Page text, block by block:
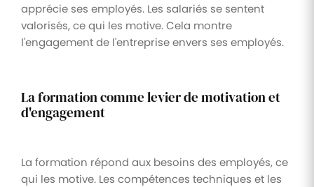
apprécie ses employés. Les salariés se sentent
valorisés, ce qui les motive. Cela montre
l'engagement de l'entreprise envers ses employés.
La formation comme levier de motivation et
d'engagement
La formation répond aux besoins des employés, ce
qui les motive. Les compétences techniques et les